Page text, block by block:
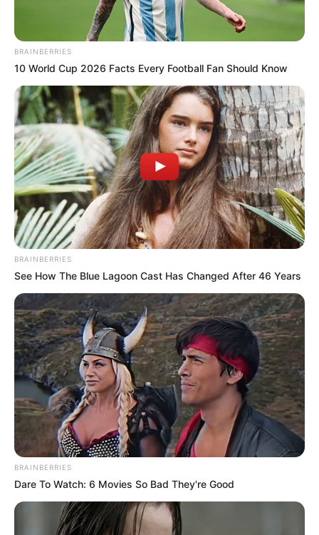
BRAINBERRIES
10 World Cup 2026 Facts Every Football Fan Should Know
BRAINBERRIES
See How The Blue Lagoon Cast Has Changed After 46 Years
BRAINBERRIES
Dare To Watch: 6 Movies So Bad They're Good